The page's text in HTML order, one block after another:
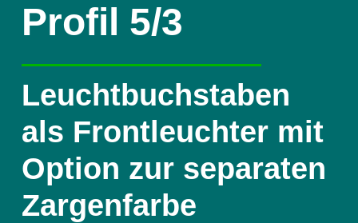
Profil 5/3
Leuchtbuchstaben
als Frontleuchter mit
Option zur separaten
Zargenfarbe